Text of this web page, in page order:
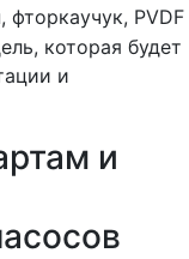
фторкаучук, PVDF
которая будет
и
и